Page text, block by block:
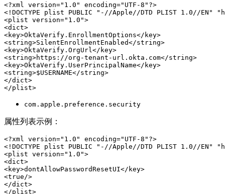
<?xml version="1.0" encoding="UTF-8"?>
<!DOCTYPE plist PUBLIC "-//Apple//DTD PLIST 1.0//EN"
<plist version="1.0">
<dict>
<key>OktaVerify.EnrollmentOptions</key>
<string>SilentEnrollmentEnabled</string>
<key>OktaVerify.OrgUrl</key>
<string>https://org-tenant-url.okta.com</string>
<key>OktaVerify.UserPrincipalName</key>
<string>$USERNAME</string>
</dict>
com.apple.preference.security
属性列表示例：
<?xml version="1.0" encoding="UTF-8"?>
<!DOCTYPE plist PUBLIC "-//Apple//DTD PLIST 1.0//EN"
<plist version="1.0">
<dict>
<key>dontAllowPasswordResetUI</key>
<true/>
</dict>